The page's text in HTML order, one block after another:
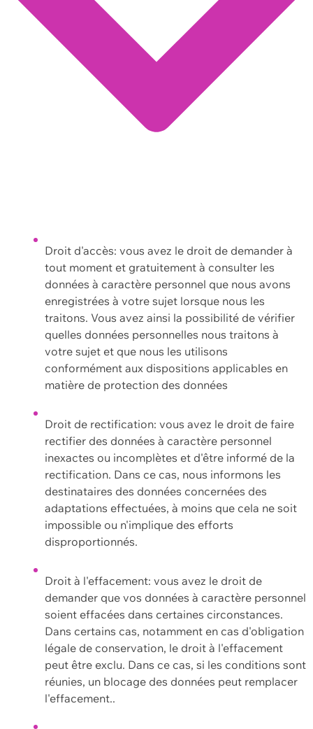
Droit d'accès: vous avez le droit de demander à
tout moment et gratuitement à consulter les
données à caractère personnel que nous avons
enregistrées à votre sujet lorsque nous les
traitons. Vous avez ainsi la possibilité de vérifier
quelles données personnelles nous traitons à
votre sujet et que nous les utilisons
conformément aux dispositions applicables en
matière de protection des données
Droit de rectification: vous avez le droit de faire
rectifier des données à caractère personnel
inexactes ou incomplètes et d'être informé de la
rectification. Dans ce cas, nous informons les
destinataires des données concernées des
adaptations effectuées, à moins que cela ne soit
impossible ou n'implique des efforts
disproportionnés.
Droit à l'effacement: vous avez le droit de
demander que vos données à caractère personnel
soient effacées dans certaines circonstances.
Dans certains cas, notamment en cas d'obligation
légale de conservation, le droit à l'effacement
peut être exclu. Dans ce cas, si les conditions sont
réunies, un blocage des données peut remplacer
l'effacement..